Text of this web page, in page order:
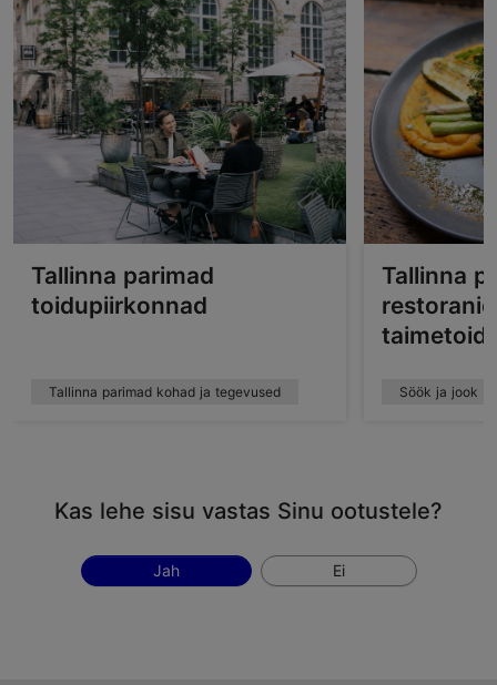
Tallinna parimad
toidupiirkonnad
Tallinna parimad kohad ja tegevused
Tallinna
Söök ja jook
Kas lehe sisu vastas Sinu ootustele?
Jah Ei